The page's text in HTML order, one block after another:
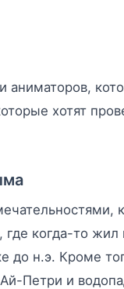
хотят
когда-то
до н.э. Кроме
Петри и